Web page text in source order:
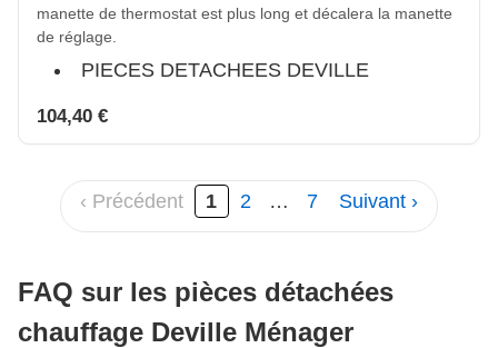
manette de thermostat est plus long et décalera la manette
de réglage.
PIECES DETACHEES DEVILLE
104,40 €
‹ Précédent 1 2 … 7 Suivant ›
FAQ sur les pièces détachées
chauffage Deville Ménager